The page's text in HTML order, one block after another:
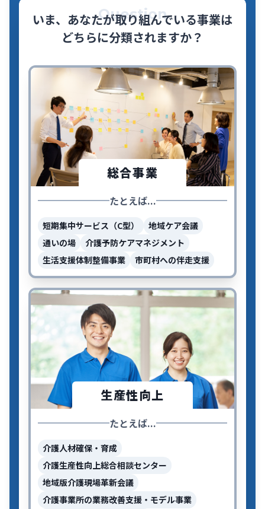
Question
いま、あなたが取り組んでいる事業は
どちらに分類されますか？
総合事業
たとえば...
短期集中サービス（C型）
地域ケア会議
通いの場
介護予防ケアマネジメント
生活支援体制整備事業
市町村への伴走支援
生産性向上
たとえば...
介護人材確保・育成
介護生産性向上総合相談センター
地域版介護現場革新会議
介護事業所の業務改善支援・モデル事業